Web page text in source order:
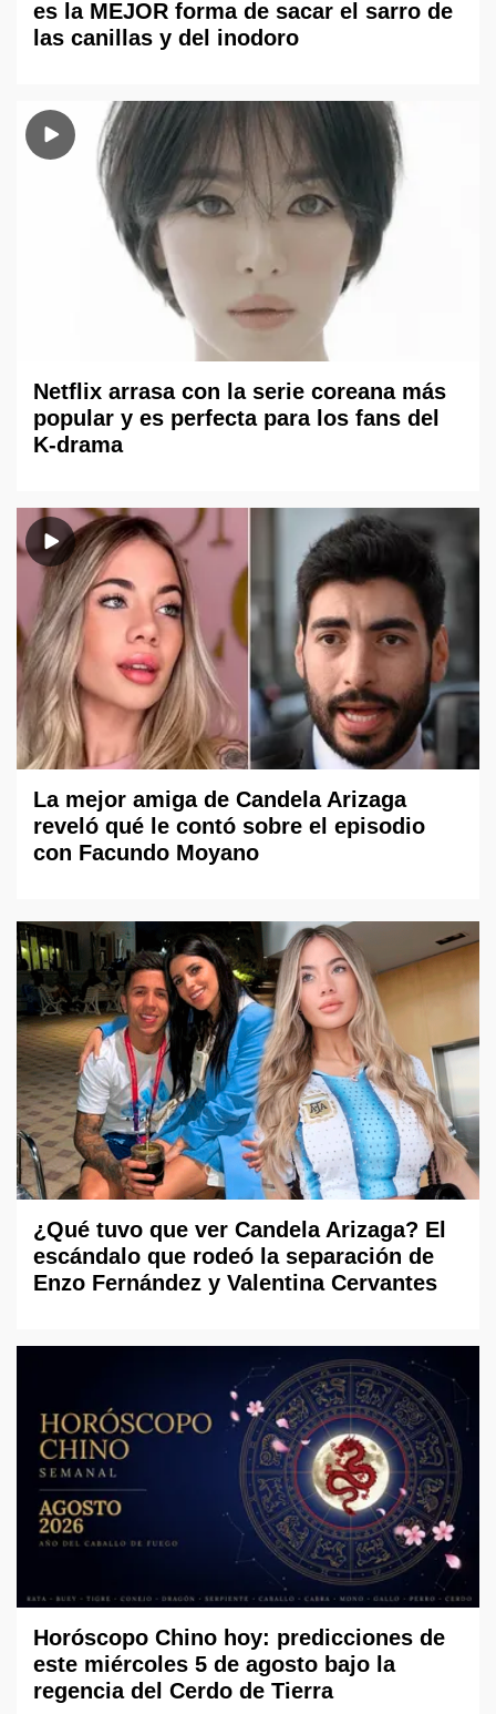
es la MEJOR forma de sacar el sarro de
las canillas y del inodoro
Netflix arrasa con la serie coreana más
popular y es perfecta para los fans del
K-drama
La mejor amiga de Candela Arizaga
reveló qué le contó sobre el episodio
con Facundo Moyano
¿Qué tuvo que ver Candela Arizaga? El
escándalo que rodeó la separación de
Enzo Fernández y Valentina Cervantes
Horóscopo Chino hoy: predicciones de
este miércoles 5 de agosto bajo la
regencia del Cerdo de Tierra